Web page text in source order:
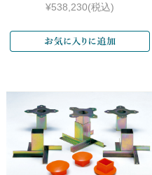
¥538,230(税込)